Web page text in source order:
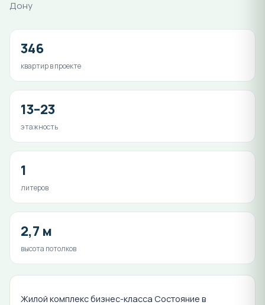
Дону
346
квартир в проекте
13–23
этажность
1
литеров
2,7 м
высота потолков
Жилой комплекс бизнес-класса Состояние в